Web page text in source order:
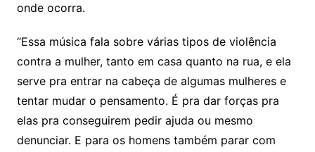
onde ocorra.
“Essa música fala sobre várias tipos de violência
contra a mulher, tanto em casa quanto na rua, e ela
serve pra entrar na cabeça de algumas mulheres e
tentar mudar o pensamento. É pra dar forças pra
elas pra conseguirem pedir ajuda ou mesmo
denunciar. E para os homens também parar com